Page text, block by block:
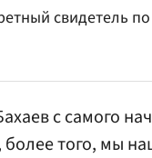
свидетель
с самого
того, мы